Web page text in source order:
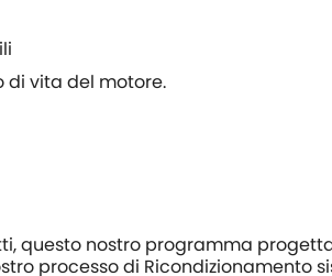
di vita del motore.
questo nostro programma
processo di Ricondizionamento